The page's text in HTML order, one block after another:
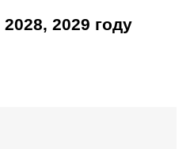
2028, 2029 году